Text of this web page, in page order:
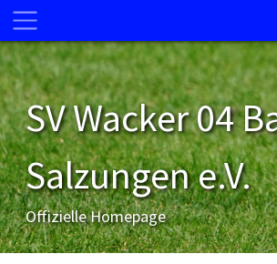
SV Wacker 04
Salzungen e.V.
Offizielle Homepage